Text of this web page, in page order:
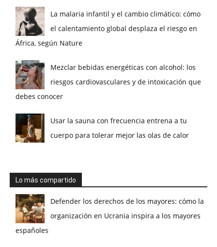
La malaria infantil y el cambio climático: cómo
el calentamiento global desplaza el riesgo en
África, según Nature
Mezclar bebidas energéticas con alcohol: los
riesgos cardiovasculares y de intoxicación que
debes conocer
Usar la sauna con frecuencia entrena a tu
cuerpo para tolerar mejor las olas de calor
Lo más compartido
Defender los derechos de los mayores: cómo la
organización en Ucrania inspira a los mayores
españoles